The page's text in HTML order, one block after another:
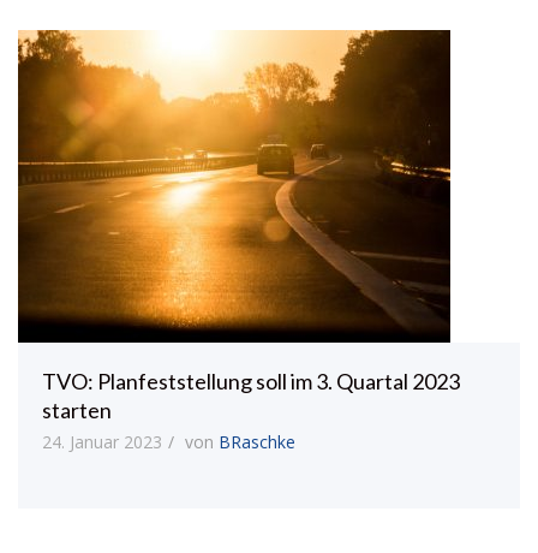
TVO: Planfeststellung soll im 3. Quartal 2023
starten
24. Januar 2023 von BRaschke